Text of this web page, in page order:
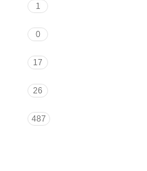
1
0
17
26
487